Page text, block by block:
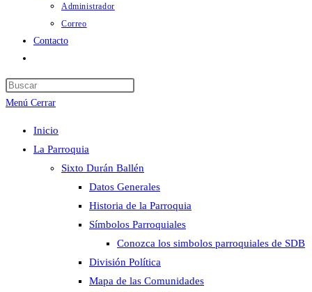
Administrador
Correo
Contacto
de
la
web
Menú Cerrar
Inicio
La Parroquia
Sixto Durán Ballén
Datos Generales
Historia de la Parroquia
Símbolos Parroquiales
Conozca los simbolos parroquiales de SDB
División Política
Mapa de las Comunidades